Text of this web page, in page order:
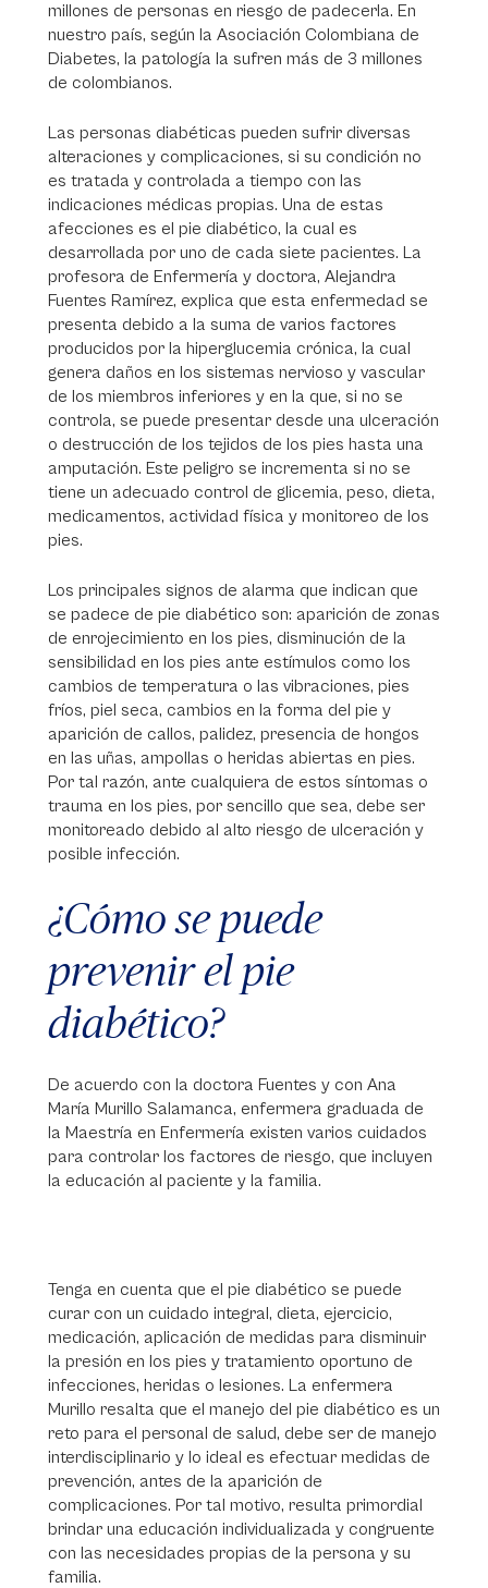
millones de personas en riesgo de padecerla. En
nuestro país, según la Asociación Colombiana de
Diabetes, la patología la sufren más de 3 millones
de colombianos.
Las personas diabéticas pueden sufrir diversas
alteraciones y complicaciones, si su condición no
es tratada y controlada a tiempo con las
indicaciones médicas propias. Una de estas
afecciones es el pie diabético, la cual es
desarrollada por uno de cada siete pacientes. La
profesora de Enfermería y doctora, Alejandra
Fuentes Ramírez, explica que esta enfermedad se
presenta debido a la suma de varios factores
producidos por la hiperglucemia crónica, la cual
genera daños en los sistemas nervioso y vascular
de los miembros inferiores y en la que, si no se
controla, se puede presentar desde una ulceración
o destrucción de los tejidos de los pies hasta una
amputación. Este peligro se incrementa si no se
tiene un adecuado control de glicemia, peso, dieta,
medicamentos, actividad física y monitoreo de los
pies.
Los principales signos de alarma que indican que
se padece de pie diabético son: aparición de zonas
de enrojecimiento en los pies, disminución de la
sensibilidad en los pies ante estímulos como los
cambios de temperatura o las vibraciones, pies
fríos, piel seca, cambios en la forma del pie y
aparición de callos, palidez, presencia de hongos
en las uñas, ampollas o heridas abiertas en pies.
Por tal razón, ante cualquiera de estos síntomas o
trauma en los pies, por sencillo que sea, debe ser
monitoreado debido al alto riesgo de ulceración y
posible infección.
¿Cómo se puede
prevenir el pie
diabético?
De acuerdo con la doctora Fuentes y con Ana
María Murillo Salamanca, enfermera graduada de
la Maestría en Enfermería existen varios cuidados
para controlar los factores de riesgo, que incluyen
la educación al paciente y la familia.
Tenga en cuenta que el pie diabético se puede
curar con un cuidado integral, dieta, ejercicio,
medicación, aplicación de medidas para disminuir
la presión en los pies y tratamiento oportuno de
infecciones, heridas o lesiones. La enfermera
Murillo resalta que el manejo del pie diabético es un
reto para el personal de salud, debe ser de manejo
interdisciplinario y lo ideal es efectuar medidas de
prevención, antes de la aparición de
complicaciones. Por tal motivo, resulta primordial
brindar una educación individualizada y congruente
con las necesidades propias de la persona y su
familia.